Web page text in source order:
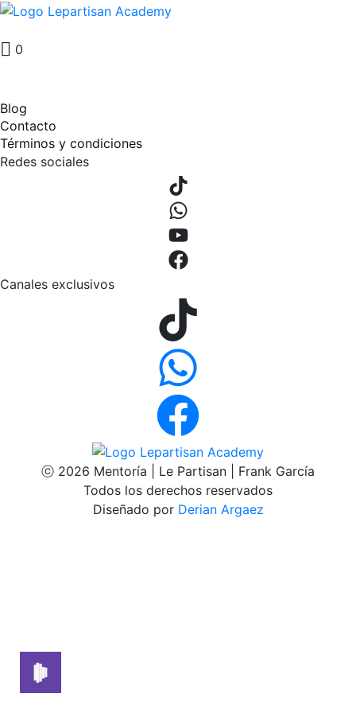
0
Blog
Contacto
Términos y condiciones
Redes sociales
Canales exclusivos
ⓒ 2026 Mentoría | Le Partisan | Frank García
Todos los derechos reservados
Diseñado por Derian Argaez